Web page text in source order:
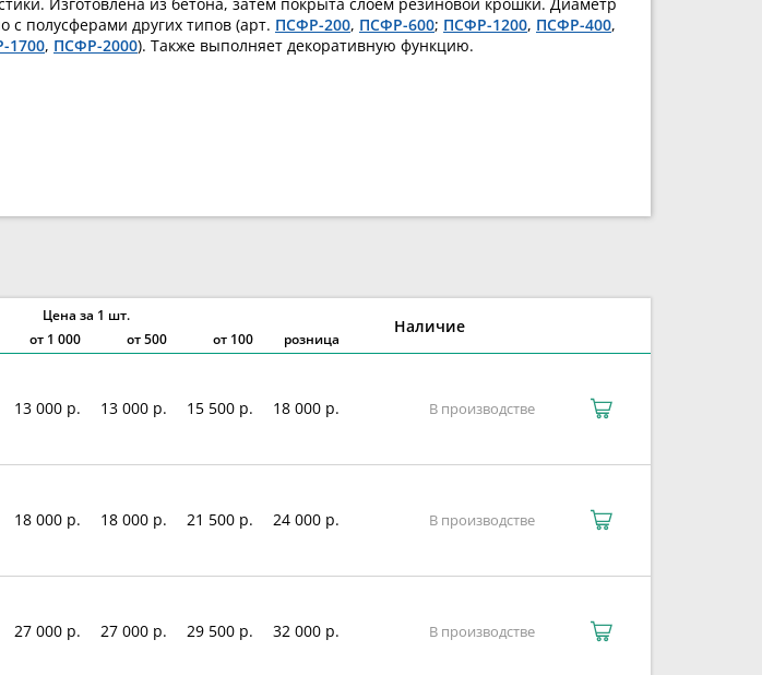
с полусферами других типов (арт. ПСФР-200, ПСФР-600; ПСФР-1200, ПСФР-400,
1700, ПСФР-2000). Также выполняет декоративную функцию.
Цена за 1 шт.
Наличие
от 1 000 от 500 от 100 розница
13 000 р. 13 000 р. 15 500 р. 18 000 р. В производстве
18 000 р. 18 000 р. 21 500 р. 24 000 р. В производстве
27 000 р. 27 000 р. 29 500 р. 32 000 р. В производстве